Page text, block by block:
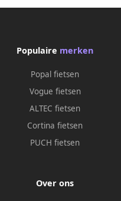
Populaire merken
Popal fietsen
Vogue fietsen
ALTEC fietsen
Cortina fietsen
PUCH fietsen
Over ons